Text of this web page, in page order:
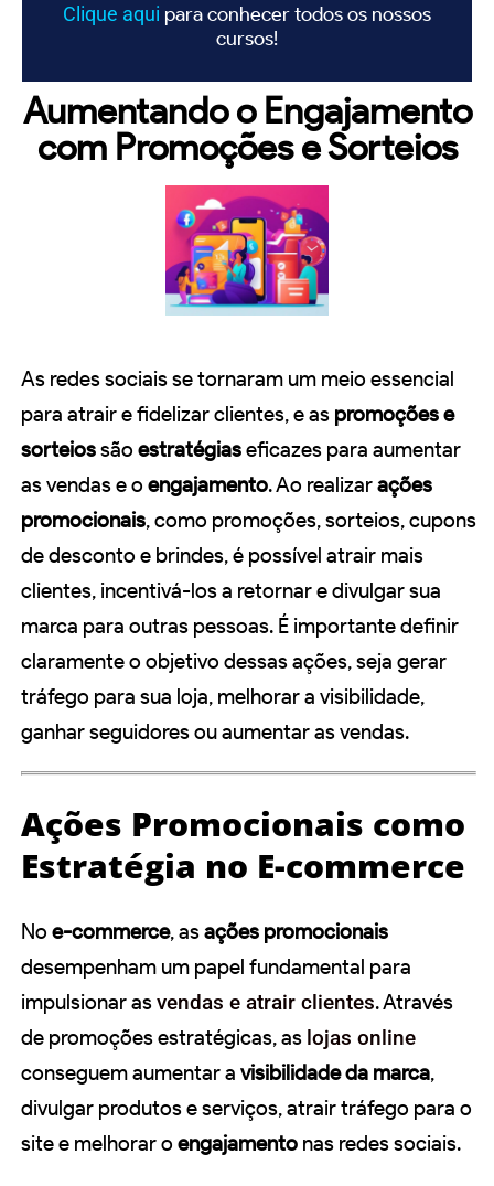
Clique aqui para conhecer todos os nossos
cursos!
Aumentando o Engajamento
com Promoções e Sorteios
As redes sociais se tornaram um meio essencial
para atrair e fidelizar clientes, e as promoções e
sorteiossão estratégiaseficazes para aumentar
as vendas e o engajamento. Ao realizarações
promocionais, como promoções, sorteios, cupons
de desconto e brindes, é possível atrair mais
clientes, incentivá-los a retornar e divulgar sua
marca para outras pessoas. É importante definir
claramente o objetivo dessas ações, seja gerar
tráfego para sua loja, melhorar a visibilidade,
ganhar seguidores ou aumentar as vendas.
Ações Promocionais como
Estratégia no E-commerce
No e-commerce, asações promocionais
desempenham um papel fundamental para
impulsionar asvendas e atrair clientes. Através
de promoções estratégicas, as lojas online
conseguem aumentar a visibilidade da marca,
divulgar produtos e serviços, atrair tráfego para o
site e melhorar o engajamento nas redes sociais.